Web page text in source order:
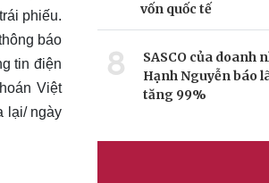
phiếu.
báo
tin điện
Việt
lại/ ngày
vốn quốc tế
8
SASCO của doanh
Hạnh Nguyễn báo
tăng 99%